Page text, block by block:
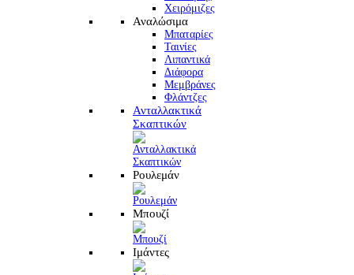
Χειρόμιζες
Αναλώσιμα
Μπαταρίες
Ταινίες
Λιπαντικά
Διάφορα
Μεμβράνες
Φλάντζες
Ανταλλακτικά
Σκαπτικών
Ρουλεμάν
Μπουζί
Ιμάντες